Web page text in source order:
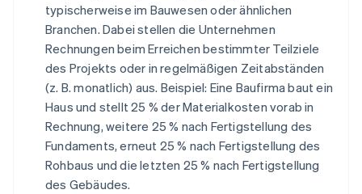
typischerweise im Bauwesen oder ähnlichen
Branchen. Dabei stellen die Unternehmen
Rechnungen beim Erreichen bestimmter Teilziele
des Projekts oder in regelmäßigen Zeitabständen
(z. B. monatlich) aus. Beispiel: Eine Baufirma baut ein
Haus und stellt 25 % der Materialkosten vorab in
Rechnung, weitere 25 % nach Fertigstellung des
Fundaments, erneut 25 % nach Fertigstellung des
Rohbaus und die letzten 25 % nach Fertigstellung
des Gebäudes.